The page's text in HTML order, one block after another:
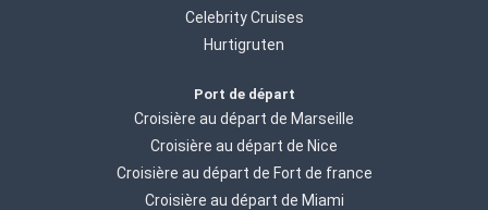
Celebrity Cruises
Hurtigruten
Port de départ
Croisière au départ de Marseille
Croisière au départ de Nice
Croisière au départ de Fort de france
Croisière au départ de Miami